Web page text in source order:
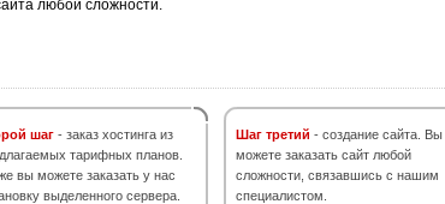
любой сложности.
шаг - заказ хостинга из
тарифных планов.
вы можете заказать у нас
выделенного сервера.
Шаг третий - создание сайта. Вы
можете заказать сайт любой
сложности, связавшись с нашим
специалистом.